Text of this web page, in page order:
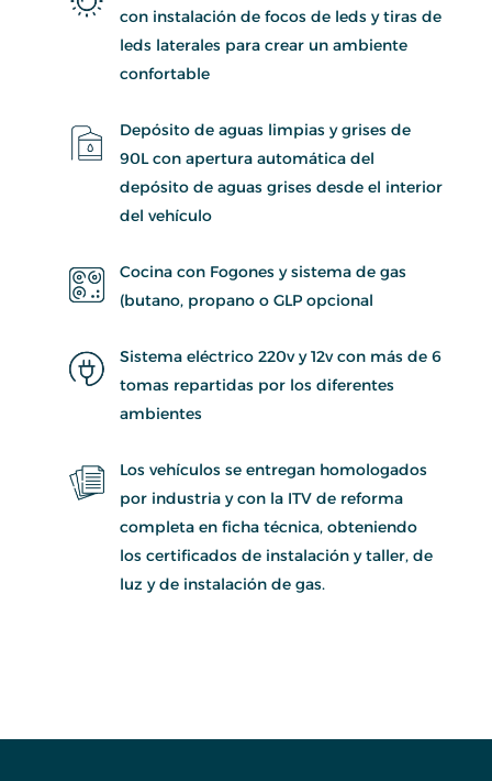
con instalación de focos de leds y tiras de
leds laterales para crear un ambiente
confortable
Depósito de aguas limpias y grises de
90L con apertura automática del
depósito de aguas grises desde el interior
del vehículo
Cocina con Fogones y sistema de gas
(butano, propano o GLP opcional
Sistema eléctrico 220v y 12v con más de 6
tomas repartidas por los diferentes
ambientes
Los vehículos se entregan homologados
por industria y con la ITV de reforma
completa en ficha técnica, obteniendo
los certificados de instalación y taller, de
luz y de instalación de gas.